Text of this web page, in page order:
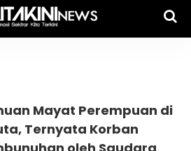
Mayat Perempuan di
Ternyata Korban